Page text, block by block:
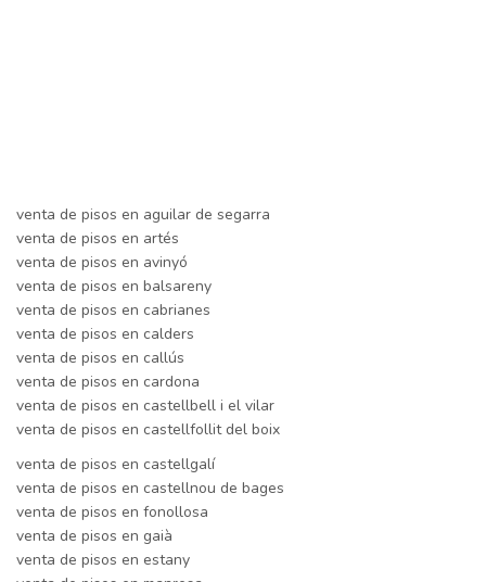
venta de pisos en aguilar de segarra
venta de pisos en artés
venta de pisos en avinyó
venta de pisos en balsareny
venta de pisos en cabrianes
venta de pisos en calders
venta de pisos en callús
venta de pisos en cardona
venta de pisos en castellbell i el vilar
venta de pisos en castellfollit del boix
venta de pisos en castellgalí
venta de pisos en castellnou de bages
venta de pisos en fonollosa
venta de pisos en gaià
venta de pisos en estany